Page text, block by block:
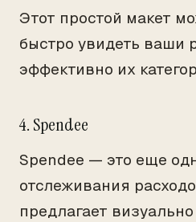
Этот простой макет
быстро увидеть ваши
эффективно их
4. Spendee
Spendee — это еще
отслеживания
предлагает